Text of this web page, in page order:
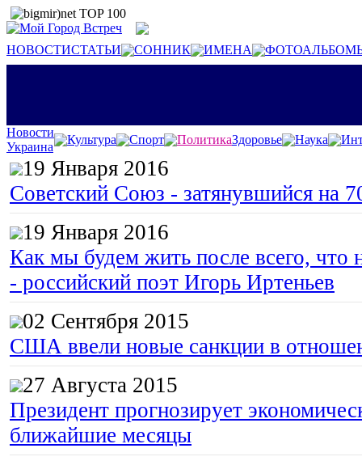
НОВОСТИСТАТЬИ СОННИК ИМЕНА
Новости
Украина
Культура Спорт ПолитикаЗдоровье Наука
19 Января 2016
Советский Союз - затянувшийся на
19 Января 2016
Как мы будем жить после всего, что
- российский поэт Игорь Иртеньев
02 Сентября 2015
США ввели новые санкции в
27 Августа 2015
Президент прогнозирует
ближайшие месяцы